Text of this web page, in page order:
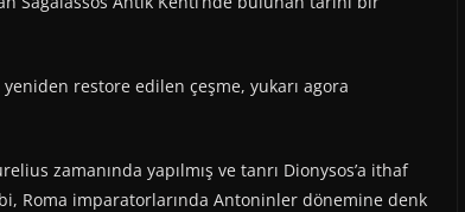
restore edilen çeşme, yukarı agora
zamanında yapılmış ve tanrı Dionysos’a ithaf
Roma imparatorlarında Antoninler dönemine denk